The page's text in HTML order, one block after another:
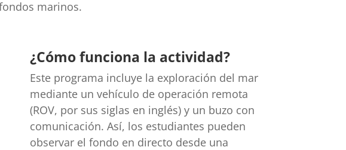
marinos.
¿Cómo funciona la actividad?
Este programa incluye la exploración del mar
mediante un vehículo de operación remota
(ROV, por sus siglas en inglés) y un buzo con
comunicación. Así, los estudiantes pueden
observar el fondo en directo desde una